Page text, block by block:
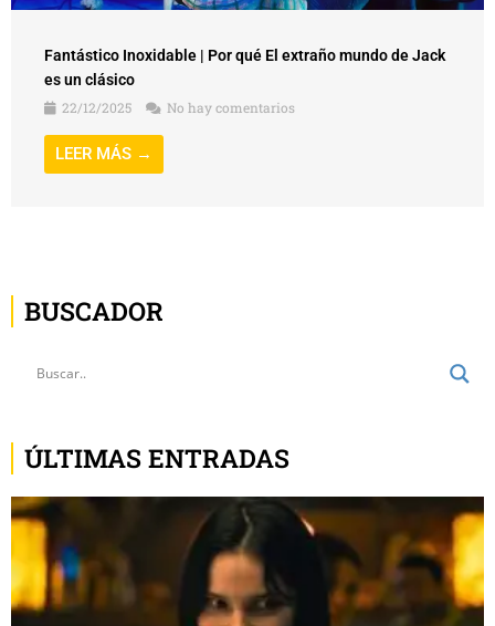
Fantástico Inoxidable | Por qué El extraño mundo de Jack
es un clásico
22/12/2025
No hay comentarios
LEER MÁS →
BUSCADOR
ÚLTIMAS ENTRADAS